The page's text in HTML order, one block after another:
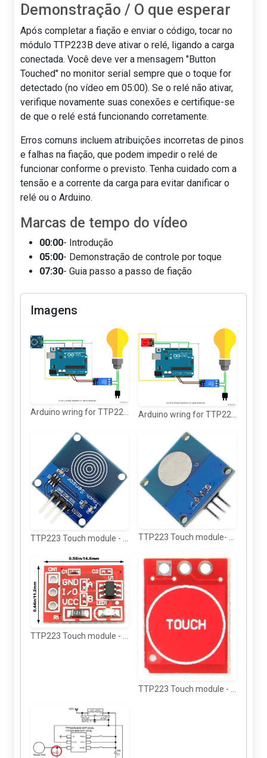
Demonstração / O que esperar
Após completar a fiação e enviar o código, tocar no
módulo TTP223B deve ativar o relé, ligando a carga
conectada. Você deve ver a mensagem "Button
Touched" no monitor serial sempre que o toque for
detectado (no vídeo em 05:00). Se o relé não ativar,
verifique novamente suas conexões e certifique-se
de que o relé está funcionando corretamente.
Erros comuns incluem atribuições incorretas de pinos
e falhas na fiação, que podem impedir o relé de
funcionar conforme o previsto. Tenha cuidado com a
tensão e a corrente da carga para evitar danificar o
relé ou o Arduino.
Marcas de tempo do vídeo
00:00- Introdução
05:00- Demonstração de controle por toque
07:30- Guia passo a passo de fiação
Imagens
Arduino wring for TTP223 Touch sensor with relay (blue) Arduino wring for TTP223 Touch sensor with relay
TTP223 Touch module - Top view